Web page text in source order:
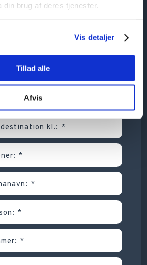
din brug af deres tjenester.
Vis detaljer
Tillad alle
Afvis